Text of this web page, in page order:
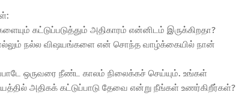
கட்டுப்படுத்தும் அதிகாரம் என்னிடம் இருக்கிறதா?
நல்ல விஷயங்களை என் சொந்த வாழ்க்கையில் நான்
ஒருவரை நீண்ட காலம் நிலைக்கச் செய்யும். உங்கள்
அதிகக் கட்டுப்பாடு தேவை என்று நீங்கள் உணர்கிறீர்கள்?